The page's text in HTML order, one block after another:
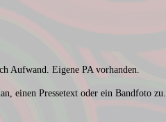
Aufwand. Eigene PA vorhanden.
einen Pressetext oder ein Bandfoto zu.